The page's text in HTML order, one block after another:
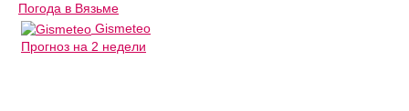
Погода в Вязьме
Gismeteo
Прогноз на 2 недели